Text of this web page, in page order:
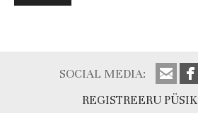
hind
hind
SOCIAL MEDIA:
REGISTREERU